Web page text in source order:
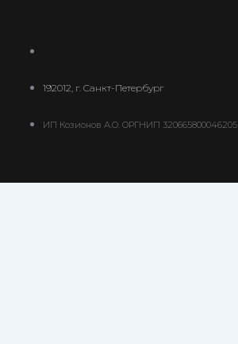
192012, г. Санкт-Петербург
ИП Козионов А.О. ОРГНИП 320665800046205